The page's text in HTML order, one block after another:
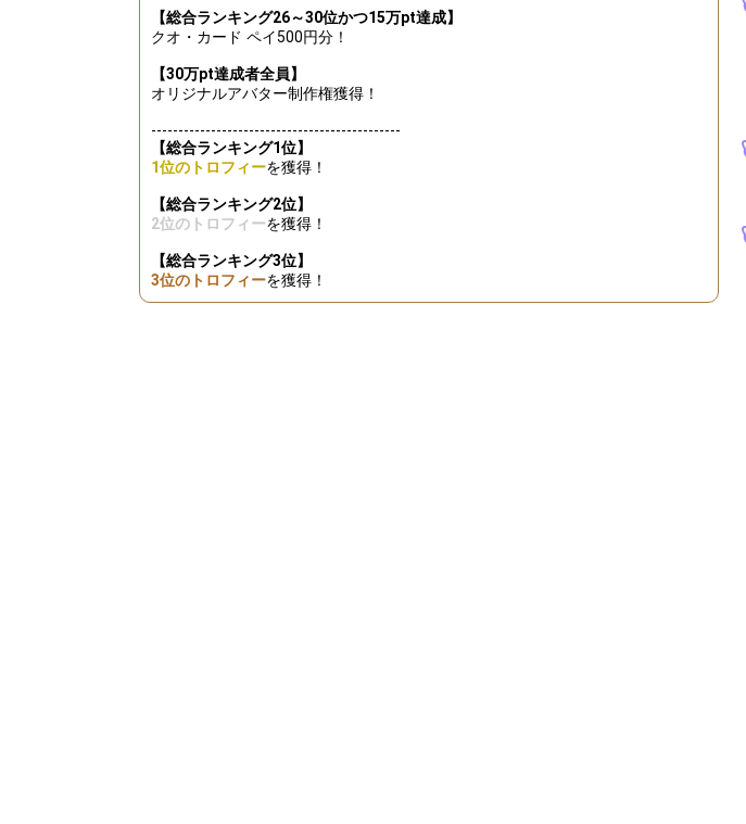
【総合ランキング26～30位かつ15万pt達成】
クオ・カード ペイ500円分！
【30万pt達成者全員】
オリジナルアバター制作権獲得！
----------------------------------------------
【総合ランキング1位】
1位のトロフィーを獲得！
【総合ランキング2位】
2位のトロフィーを獲得！
【総合ランキング3位】
3位のトロフィーを獲得！